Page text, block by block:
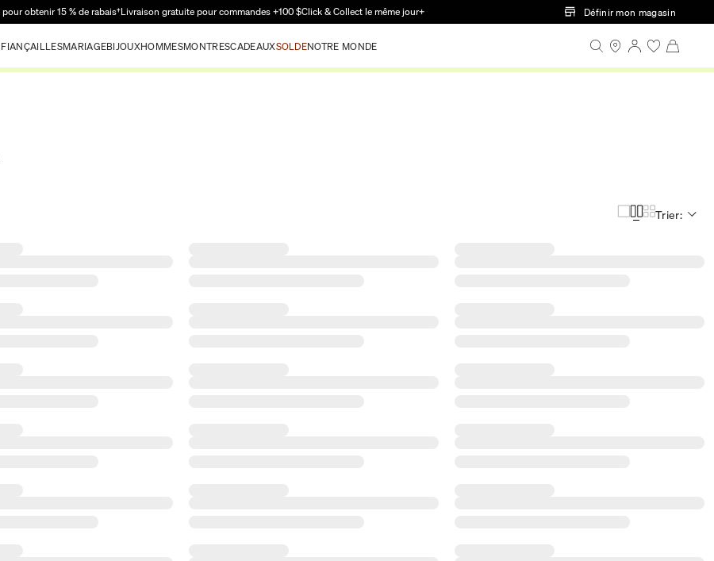
Passer au contenu principal
obtenir 15 % de rabais†Livraison gratuite pour commandes +100 $Click & Collect le même jour+ Définir mon magasin
FIANÇAILLESMARIAGEBIJOUXHOMMESMONTRESCADEAUXSOLDENOTRE MONDE
Trier: